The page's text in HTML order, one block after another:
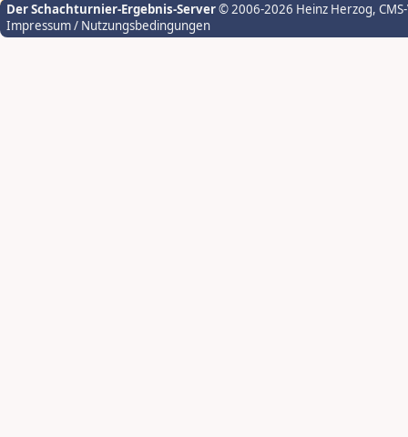
Der Schachturnier-Ergebnis-Server© 2006-2026 Heinz Herzog,
Impressum / Nutzungsbedingungen